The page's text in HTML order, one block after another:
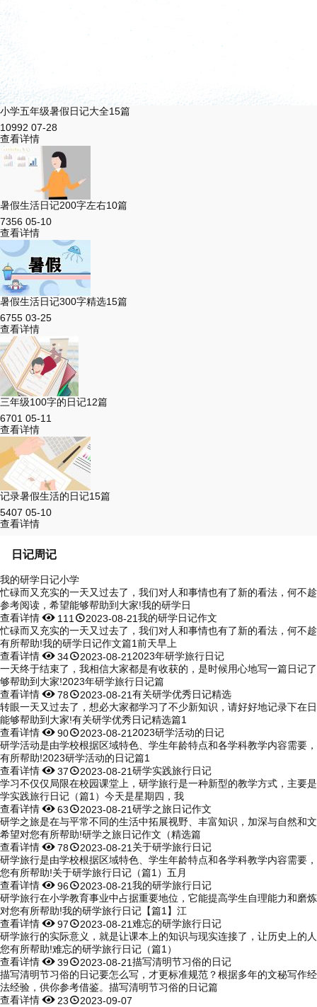
小学五年级暑假日记大全15篇
10992 07-28
查看详情
暑假生活日记200字左右10篇
7356 05-10
查看详情
暑假生活日记300字精选15篇
6755 03-25
查看详情
三年级100字的日记12篇
6701 05-11
查看详情
记录暑假生活的日记15篇
5407 05-10
查看详情
日记周记
我的研学日记小学
忙碌而又充实的一天又过去了，我们对人和事情也有了新的看法，何不
参考阅读，希望能够帮助到大家!我的研学日
查看详情 111 2023-08-21我的研学日记作文
忙碌而又充实的一天又过去了，我们对人和事情也有了新的看法，何不
有所帮助!我的研学日记作文篇1前天早上
查看详情342023-08-21 2023年研学旅行日记
一天终于结束了，我相信大家都是有收获的，是时候用心地写一篇日记
够帮助到大家!2023年研学旅行日记篇
查看详情782023-08-21有关研学优秀日记精选
转眼一天又过去了，想必大家都学习了不少新知识，请好好地记录下在
能够帮助到大家!有关研学优秀日记精选篇1
查看详情902023-08-21 2023研学活动的日记
研学活动是由学校根据区域特色、学生年龄特点和各学科教学内容需要
有所帮助!2023研学活动的日记篇1
查看详情372023-08-21研学实践旅行日记
学习不仅仅局限在校园课堂上，研学旅行是一种新型的教学方式，主要
学实践旅行日记（篇1）今天是星期四，我
查看详情632023-08-21研学之旅日记作文
研学之旅是在与平常不同的生活中拓展视野、丰富知识，加深与自然和
希望对您有所帮助!研学之旅日记作文（精选篇
查看详情782023-08-21 关于研学旅行日记
研学旅行是由学校根据区域特色、学生年龄特点和各学科教学内容需要
您有所帮助!关于研学旅行日记（篇1）五月
查看详情962023-08-21我的研学旅行日记
研学旅行在小学教育事业中占据重要地位，它能提高学生自理能力和磨
对您有所帮助!我的研学旅行日记【篇1】江
查看详情972023-08-21难忘的研学旅行日记
研学旅行的实际意义，就是让课本上的知识与现实连接了，让历史上的
您有所帮助!难忘的研学旅行日记（篇1）
查看详情392023-08-21描写清明节习俗的日记
描写清明节习俗的日记要怎么写，才更标准规范？根据多年的文秘写作
法经验，供你参考借鉴。描写清明节习俗的日记篇
查看详情 232023-09-07